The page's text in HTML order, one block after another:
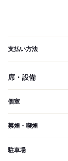
支払い方法
席・設備
個室
禁煙・喫煙
駐車場